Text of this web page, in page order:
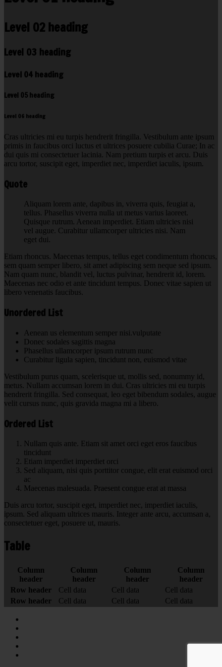
Level 02 heading
Level 03 heading
Level 04 heading
Level 05 heading
Level 06 heading
Cras ultricies mi eu turpis hendrerit fringilla. Vestibulum ante ipsum
primis in faucibus orci luctus et ultrices posuere cubilia Curae; In ac
dui quis mi consectetuer lacinia. Nam pretium turpis et arcu. Duis
arcu tortor, suscipit eget, imperdiet nec, imperdiet iaculis, ipsum.
Quote
Aliquam lorem ante, dapibus in, viverra quis, feugiat a,
tellus. Phasellus viverra nulla ut metus varius laoreet.
Quisque rutrum. Aenean imperdiet. Etiam ultricies nisi
vel augue. Curabitur ullamcorper ultricies nisi. Nam
eget dui.
Etiam rhoncus. Maecenas tempus, tellus eget condimentum rhoncus,
sem quam semper libero, sit amet adipiscing sem neque sed ipsum.
Nam quam nunc, blandit vel, luctus pulvinar, hendrerit id, lorem.
Maecenas nec odio et ante tincidunt tempus. Donec vitae sapien ut
libero venenatis faucibus.
Unordered List
Aenean us elementum semper nisi.vulputate
Donec sodales sagittis magna
Phasellus ullamcorper ipsum rutrum nunc
Curabitur ligula sapien, tincidunt non, euismod vitae
Vestibulum purus quam, scelerisque ut, mollis sed, nonummy id,
metus. Nullam accumsan lorem in dui. Cras ultricies mi eu turpis
hendrerit fringilla. Sed consequat, leo eget bibendum sodales, augue
velit cursus nunc, quis gravida magna mi a libero.
Ordered List
Nullam quis ante. Etiam sit amet orci eget eros faucibus
tincidunt
Etiam imperdiet imperdiet orci
Sed aliquam, nisi quis porttitor congue, elit erat euismod orci
ac
Maecenas malesuada. Praesent congue erat at massa
Duis arcu tortor, suscipit eget, imperdiet nec, imperdiet iaculis,
ipsum. Sed aliquam ultrices mauris. Integer ante arcu, accumsan a,
consectetuer eget, posuere ut, mauris.
Table
Column
header
Column
header
Column
header
Column
header
Row header
Cell data Cell data
Cell data
Row header
Cell data Cell data Cell data